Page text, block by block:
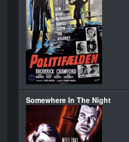
Somewhere In The Night